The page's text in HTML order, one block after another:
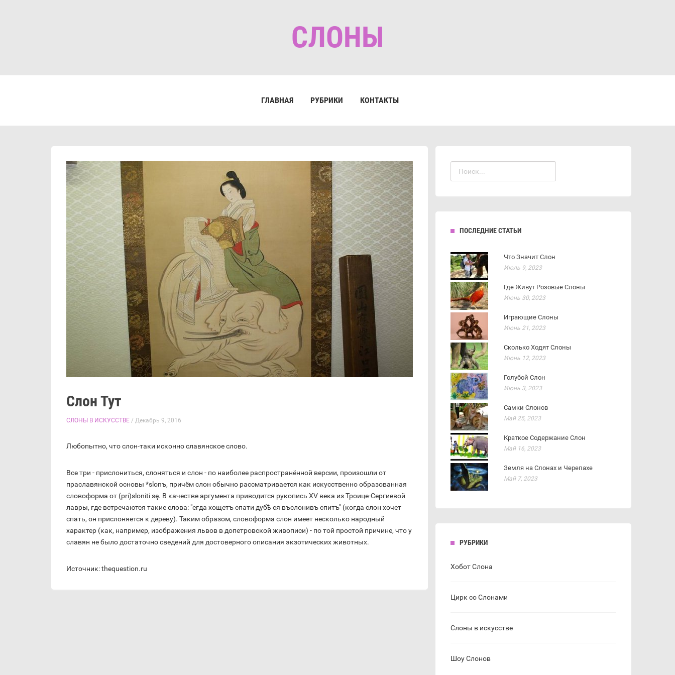
СЛОНЫ
ГЛАВНАЯ РУБРИКИ КОНТАКТЫ
Слон Тут
СЛОНЫ В ИСКУССТВЕ / Декабрь 9, 2016
Любопытно, что слон-таки исконно славянское слово.
Все три - прислониться, слоняться и слон - по наиболее распространённой версии, произошли от
праславянской основы *slonъ, причём слон обычно рассматривается как искусственно образованная
словоформа от (pri)sloniti sę. В качестве аргумента приводится рукопись XV века из Троице-Сергиевой
лавры, где встречаются такие слова: "егда хощетъ спати дубѣ ся въслонивъ спитъ" (когда слон хочет
спать, он прислоняется к дереву). Таким образом, словоформа слон имеет несколько народный
характер (как, например, изображения львов в допетровской живописи) - по той простой причине, что у
славян не было достаточно сведений для достоверного описания экзотических животных.
Источник: thequestion.ru
ПОСЛЕДНИЕ СТАТЬИ
Что Значит Слон
Июль 9, 2023
Где Живут Розовые Слоны
Июнь 30, 2023
Играющие Слоны
Июнь 21, 2023
Сколько Ходят Слоны
Июнь 12, 2023
Голубой Слон
Июнь 3, 2023
Самки Слонов
Май 25, 2023
Краткое Содержание Слон
Май 16, 2023
Земля на Слонах и Черепахе
Май 7, 2023
РУБРИКИ
Хобот Слона
Цирк со Слонами
Слоны в искусстве
Шоу Слонов